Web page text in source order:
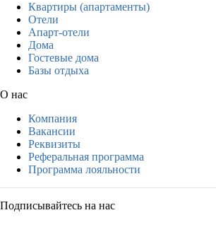
Квартиры (апартаменты)
Отели
Апарт-отели
Дома
Гостевые дома
Базы отдыха
О нас
Компания
Вакансии
Реквизиты
Реферальная программа
Программа лояльности
Подписывайтесь на нас